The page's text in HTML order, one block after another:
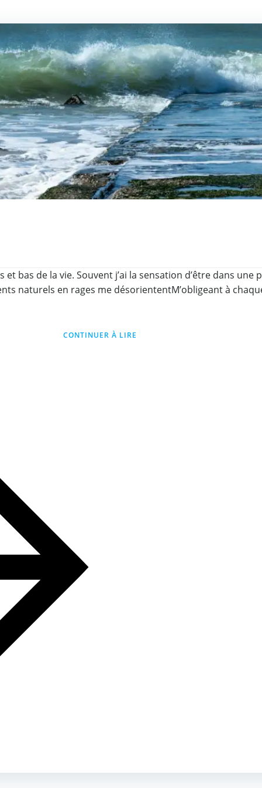
bas de la vie. Souvent j’ai la sensation d’être dans
naturels en rages me désoriententM’obligeant à
CONTINUER À LIRE